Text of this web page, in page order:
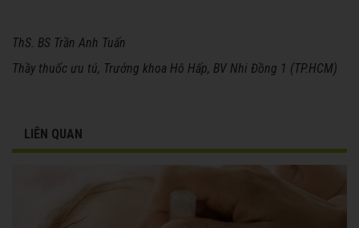
ThS. BS Trần Anh Tuấn
Thầy thuốc ưu tú, Trưởng khoa Hô Hấp, BV Nhi Đồng 1 (TP.HCM)
LIÊN QUAN